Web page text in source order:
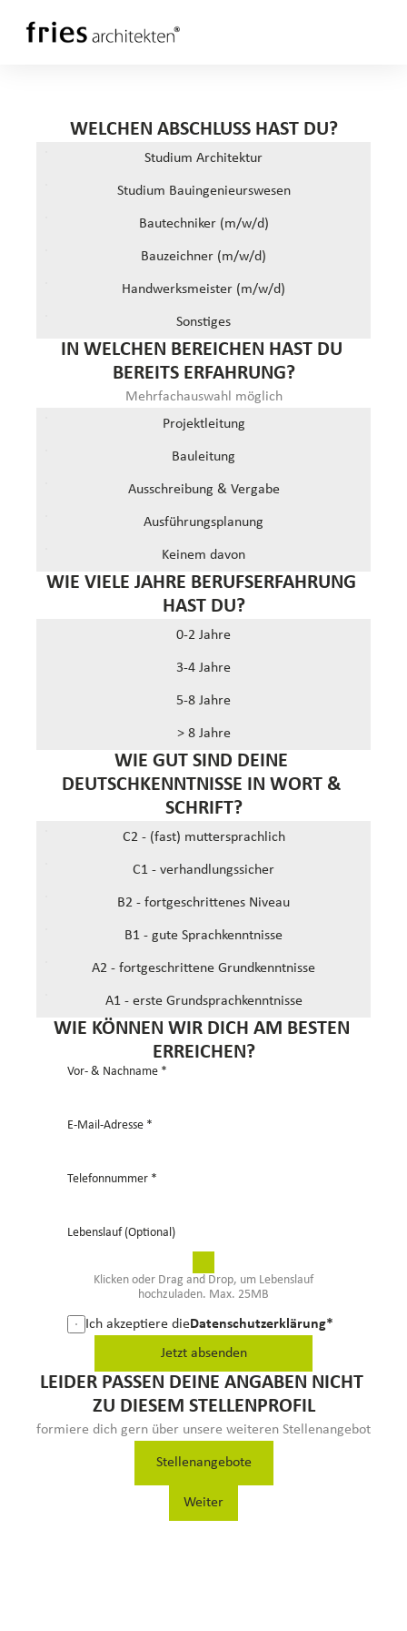
WELCHEN ABSCHLUSS HAST DU?
Studium Architektur
Studium Bauingenieurswesen
Bautechniker (m/w/d)
Bauzeichner (m/w/d)
Handwerksmeister (m/w/d)
Sonstiges
IN WELCHEN BEREICHEN HAST DU
BEREITS ERFAHRUNG?
Mehrfachauswahl möglich
Projektleitung
Bauleitung
Ausschreibung & Vergabe
Ausführungsplanung
Keinem davon
WIE VIELE JAHRE BERUFSERFAHRUNG
HAST DU?
0-2 Jahre
3-4 Jahre
5-8 Jahre
> 8 Jahre
WIE GUT SIND DEINE
DEUTSCHKENNTNISSE IN WORT &
SCHRIFT?
C2 - (fast) muttersprachlich
C1 - verhandlungssicher
B2 - fortgeschrittenes Niveau
B1 - gute Sprachkenntnisse
A2 - fortgeschrittene Grundkenntnisse
A1 - erste Grundsprachkenntnisse
WIE KÖNNEN WIR DICH AM BESTEN
ERREICHEN?
Vor- & Nachname *
E-Mail-Adresse *
Telefonnummer *
Lebenslauf (Optional)
Klicken oder Drag and Drop, um Lebenslauf
hochzuladen. Max. 25MB
Ich akzeptiere dieDatenschutzerklärung*
Jetzt absenden
LEIDER PASSEN DEINE ANGABEN NICHT
ZU DIESEM STELLENPROFIL
Informiere dich gern über unsere weiteren Stellenangebote!
Stellenangebote
Weiter